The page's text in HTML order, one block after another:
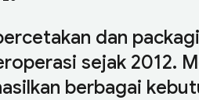
dan
sejak 2012.
berbagai